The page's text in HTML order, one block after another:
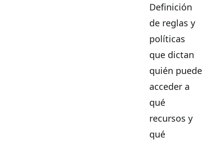
Definición
de reglas y
políticas
que dictan
quién puede
acceder a
qué
recursos y
qué